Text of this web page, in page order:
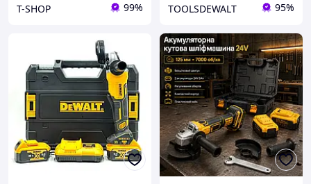
T-SHOP 99% TOOLSDEWALT 95%